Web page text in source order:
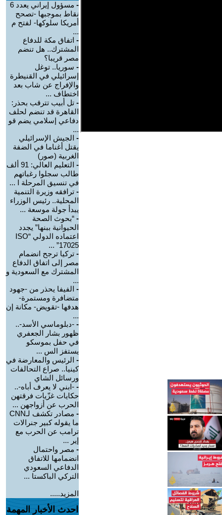
-
مسؤول إيراني يعدد 6
نقاط بموجبها -تصحح
أمريكا سلوكها- لفتح م
...
- اتفاق مكة للدفاع
المشترك.. هل تنضم
مصر قريبا؟
- سوريا.. توغل
إسرائيلي في القنيطرة
والإفراج عن شاب بعد
اختطاف ...
- تل أبيب تترقب بحذر:
القاهرة قد تنضم لحلف
دفاعي إسلامي يضم قو
...
- الجيش الإسرائيلي
يقتل أغناما في الضفة
الغربية (صور)
-
التعليم العالي: 91 ألف
طالب سجلوا رغباتهم
في تنسيق المرحلة ا ...
- ترافقه وزيرة التنمية
المحلية.. رئيس الوزراء
يبدأ جولة موسعة ...
- “بحوث الصحة
الحيوانية ببنها” يجدد
اعتماده الدولي “ISO
17025” ...
- تركيا ترجح انضمام
مصر إلى اتفاق الدفاع
المشترك مع السعودية و
...
- الفيفا يحذر من -جهود
متضافرة ومستمرة-
هدفها -تقويض- مكانة إن
...
- -دبلوماسي الأسد-..
ظهور بشار الجعفري
في حفل بموسكو
يستفز الس ...
- الرئيس والمعارضة في
كينيا.. صراع التحالفات
ورسائل الشاي
- -ابني لا يعرف أباه-..
حكايات غزّيات فرقتهن
الحرب عن أزواجهن ...
-
مصادر تكشف لـCNN
ما يقوله كبير جنرالات
ترامب عن الحرب مع
إير ...
- مصر واحتمال
انضمامها للاتفاق
الدفاعي السعودي
التركي الباكستا ...
المزيد.....
احدث الأخبار المهمة